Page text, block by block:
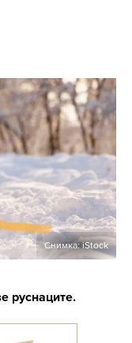
Снимка: iStock
руснаците.